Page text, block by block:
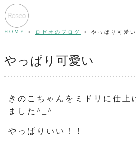
HOME ロゼオのブログ やっぱり可愛い
やっぱり可愛い
きのこちゃんをミドリに仕上
ました^_^
やっぱりいい！！